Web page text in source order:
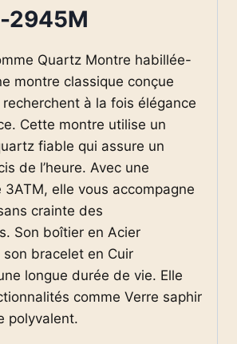
2945M
Quartz Montre habillée-
montre classique conçue
à la fois élégance
Cette montre utilise un
fiable qui assure un
de l’heure. Avec une
elle vous accompagne
crainte des
Son boîtier en Acier
bracelet en Cuir
longue durée de vie. Elle
comme Verre saphir
polyvalent.